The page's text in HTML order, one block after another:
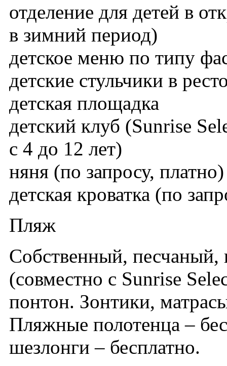
отделение для детей в
в зимний период)
детское меню по типу
детские стульчики в
детская площадка
детский клуб (Sunrise
с 4 до 12 лет)
няня (по запросу, платно)
детская кроватка (по
Пляж
Собственный,
(совместно с Sunrise
понтон. Зонтики,
Пляжные полотенца –
шезлонги – бесплатно.